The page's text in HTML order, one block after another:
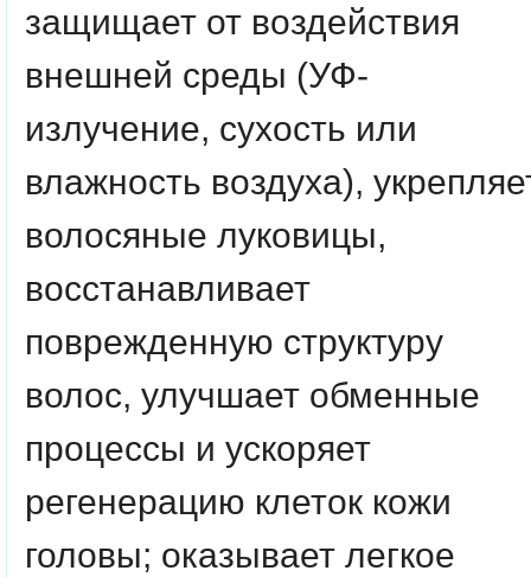
защищает от воздействия
внешней среды (УФ-
излучение, сухость или
влажность воздуха),
волосяные луковицы,
восстанавливает
поврежденную структуру
волос, улучшает обменные
процессы и ускоряет
регенерацию клеток кожи
головы; оказывает легкое